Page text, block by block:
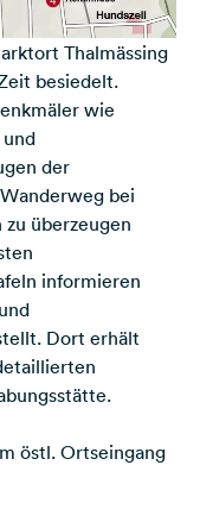
Thalmässing
besiedelt.
wie
der
bei
überzeugen
informieren
Dort erhält
östl. Ortseingang